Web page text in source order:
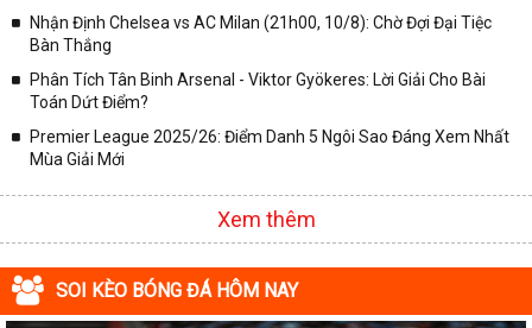
Nhận Định Chelsea vs AC Milan (21h00, 10/8): Chờ Đợi Đại Tiệc
Bàn Thắng
Phân Tích Tân Binh Arsenal - Viktor Gyökeres: Lời Giải Cho Bài
Toán Dứt Điểm?
Premier League 2025/26: Điểm Danh 5 Ngôi Sao Đáng Xem Nhất
Mùa Giải Mới
Xem thêm
SOI KÈO BÓNG ĐÁ HÔM NAY